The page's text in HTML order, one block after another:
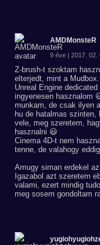
AMDMonsteR
9 éve | 2017. 02.
Z-brush-t szoktam
elterjedt, mint a Mudbox.
Unreal Engine
ingyenesen hasznalom
munkam, de csak ilyen
hu de hatalmas
vele, meg szeretem,
hasznalni 😃
Cinema 4D-t nem
tenne, de valahogy
Amugy siman erdekel
Igazabol azt szeretem
valami, ezert mindig
meg sosem gondoltam